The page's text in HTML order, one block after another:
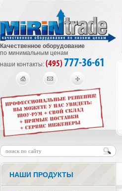
Качественное оборудование
по минимальным ценам
наши контакты: (495) 777-36-61
НАШИ ПРОДУКТЫ